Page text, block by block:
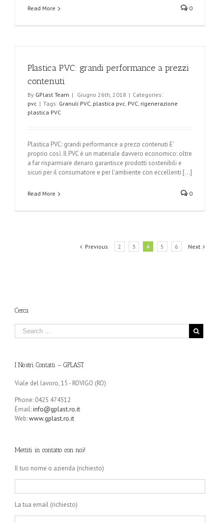
Read More 0
Plastica PVC: grandi performance a prezzi
contenuti
By GPlast Team | Giugno 26th, 2018 | Categories:
pvc | Tags: Granuli PVC, plastica pvc, PVC, rigenerazione
plastica PVC
Plastica PVC: grandi performance a prezzi contenuti E'
proprio così. Il PVC è un materiale davvero economico: oltre
a far risparmiare denaro garantisce prodotti sostenibili e
sicuri per il consumatore e per l'ambiente con eccellenti [...]
Read More 0
Previous 2 3 4 5 6 Next
Cerca
I Nostri Contatti – GPLAST
Viale del lavoro, 15 - ROVIGO (RO)
Phone: 0425 474512
Email:info@gplast.ro.it
Web:www.gplast.ro.it
Mettiti in contatto con noi!
Il tuo nome o azienda (richiesto)
La tua email (richiesto)